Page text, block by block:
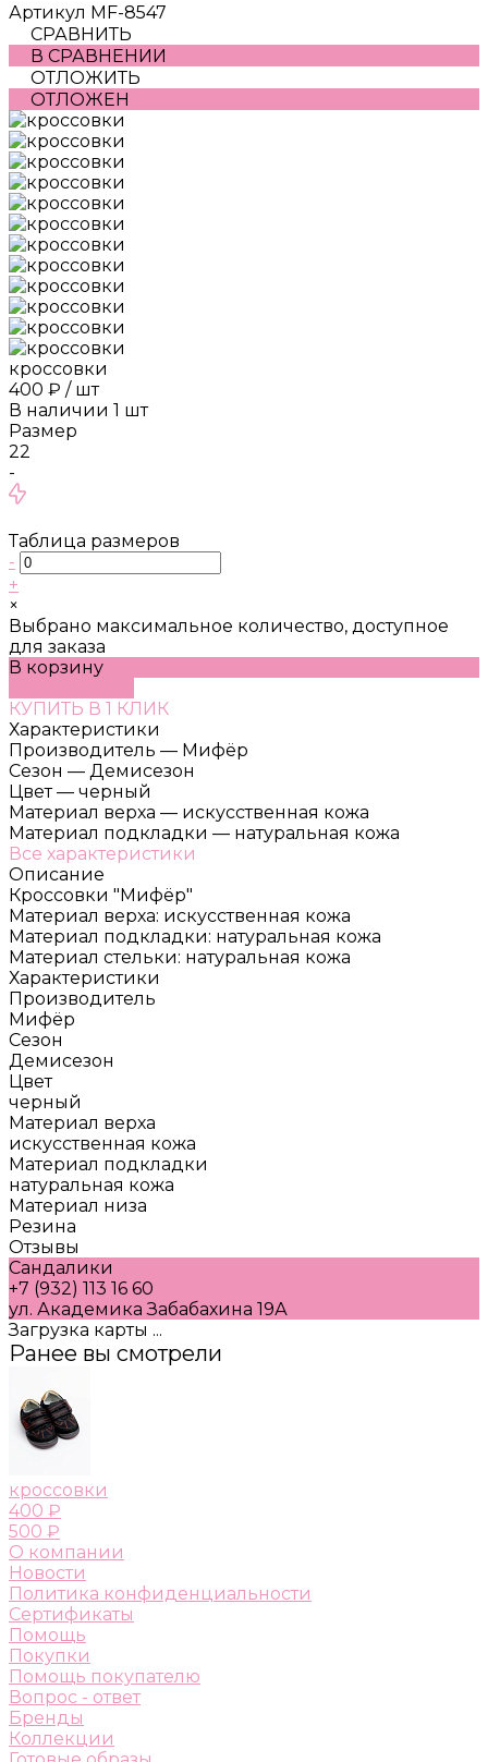
Артикул MF-8547
СРАВНИТЬ
В СРАВНЕНИИ
ОТЛОЖИТЬ
ОТЛОЖЕН
кроссовки
400 ₽ / шт
В наличии 1 шт
Размер
22
-
Таблица размеров
-
+
×
Выбрано максимальное количество, доступное
для заказа
В корзину
КУПИТЬ В 1 КЛИК
Характеристики
Производитель — Мифёр
Сезон — Демисезон
Цвет — черный
Материал верха — искусственная кожа
Материал подкладки — натуральная кожа
Все характеристики
Описание
Кроссовки "Мифёр"
Материал верха: искусственная кожа
Материал подкладки: натуральная кожа
Материал стельки: натуральная кожа
Характеристики
Производитель
Мифёр
Сезон
Демисезон
Цвет
черный
Материал верха
искусственная кожа
Материал подкладки
натуральная кожа
Материал низа
Резина
Отзывы
Сандалики
+7 (932) 113 16 60
ул. Академика Забабахина 19А
Загрузка карты ...
Ранее вы смотрели
кроссовки
400 ₽
500 ₽
О компании
Новости
Политика конфиденциальности
Сертификаты
Помощь
Покупки
Помощь покупателю
Вопрос - ответ
Бренды
Коллекции